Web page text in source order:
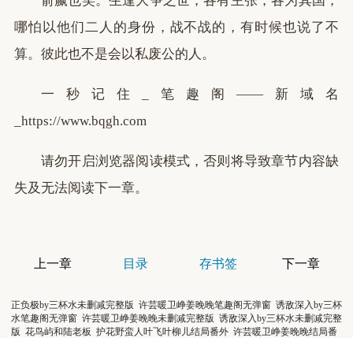
哪怕以他们二人的身份，战不战的，有时候也说了不
算。彼此也不是会以私废公的人。
一秒记住_笔趣阁——新域名
_https://www.bqgh.com
请勿开启浏览器阅读模式，否则将导致章节内容缺
失及无法阅读下一章。
上一章 目录 存书签 下一章
正负极by三杯水未删减完整版 许芸暖卫峥姜晚晚笔趣阁无弹窗 诱敌深入by三杯
水笔趣阁无弹窗 许芸暖卫峥姜晚晚未删减完整版 诱敌深入by三杯水未删减完整
版 花鸟屿和陆老板 护花野蛮人叶飞叶柳儿结局番外 许芸暖卫峥姜晚晚结局番